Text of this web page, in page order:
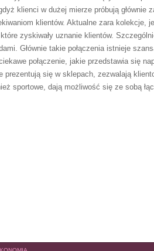
klienci w dużej mierze próbują głównie
klientów. Aktualne zara kolekcje,
zyskiwały uznanie klientów.
Głównie takie połączenia istnieje
połączenie, jakie przedstawia się
prezentują się w sklepach, zezwalają
sportowe, dają możliwość się ze sobą